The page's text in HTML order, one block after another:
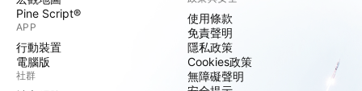
Pine Script®
APP
行動裝置
電腦版
社群
使用條款
免責聲明
隱私政策
Cookies政策
無障礙聲明